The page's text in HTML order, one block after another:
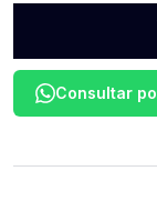
Consultar